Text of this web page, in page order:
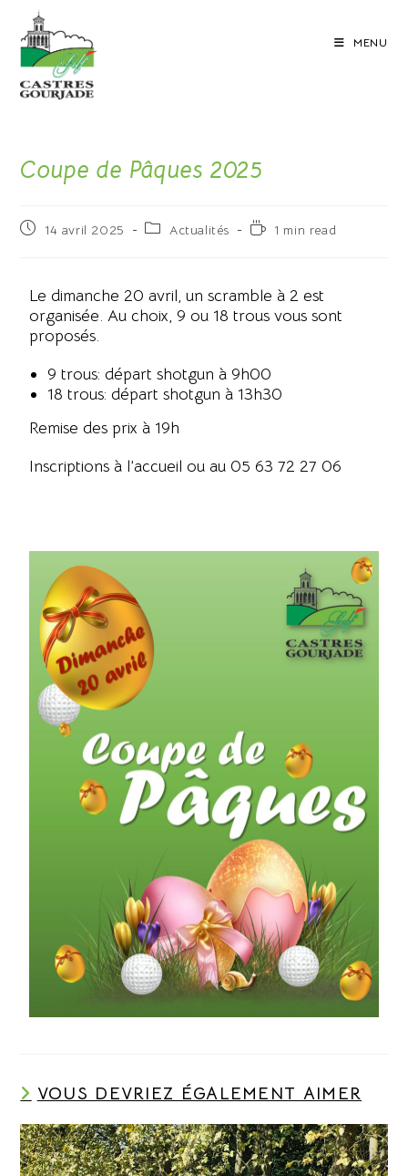
MENU
Coupe de Pâques 2025
14 avril 2025 Actualités 1 min read
Le dimanche 20 avril, un scramble à 2 est
organisée. Au choix, 9 ou 18 trous vous sont
proposés.
9 trous: départ shotgun à 9h00
18 trous: départ shotgun à 13h30
Remise des prix à 19h
Inscriptions à l’accueil ou au 05 63 72 27 06
VOUS DEVRIEZ ÉGALEMENT AIMER